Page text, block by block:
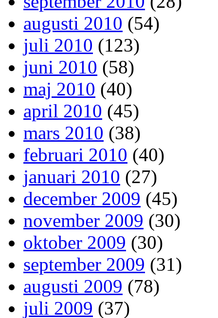
augusti 2010 (54)
juli 2010 (123)
juni 2010 (58)
maj 2010 (40)
april 2010 (45)
mars 2010 (38)
februari 2010 (40)
januari 2010 (27)
december 2009 (45)
november 2009 (30)
oktober 2009 (30)
september 2009 (31)
augusti 2009 (78)
juli 2009 (37)